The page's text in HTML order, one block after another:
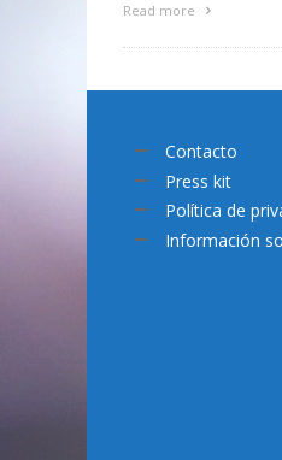
Read more
Contacto
Press kit
Política de
Información